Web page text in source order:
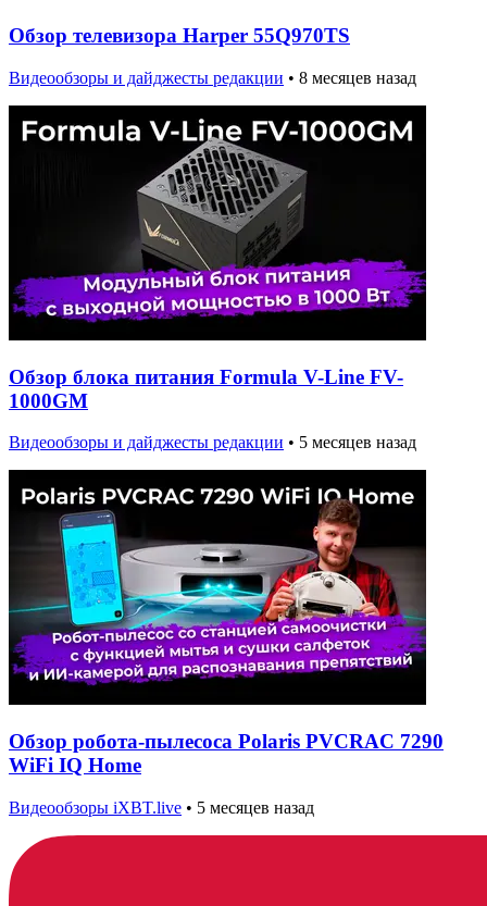
Обзор телевизора Harper 55Q970TS
Видеообзоры и дайджесты редакции • 8 месяцев назад
Обзор блока питания Formula V-Line FV-
1000GM
Видеообзоры и дайджесты редакции • 5 месяцев назад
Обзор робота-пылесоса Polaris PVCRAC 7290
WiFi IQ Home
Видеообзоры iXBT.live • 5 месяцев назад